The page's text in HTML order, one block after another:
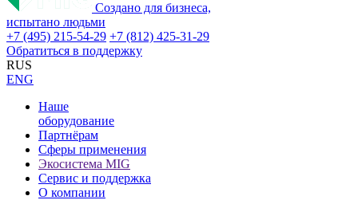
Создано для бизнеса,
испытано людьми
+7 (495) 215-54-29 +7 (812) 425-31-29
Обратиться в поддержку
RUS
ENG
Наше
оборудование
Партнёрам
Сферы применения
Экосистема MIG
Сервис и поддержка
О компании